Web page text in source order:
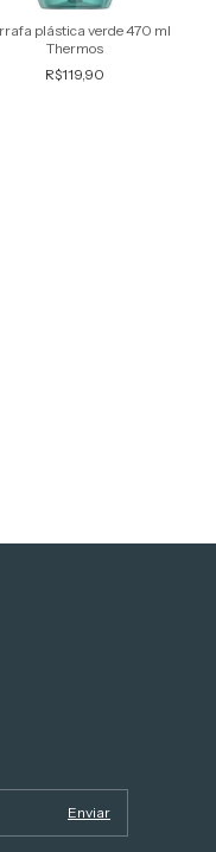
plástica verde 470 ml
Thermos
R$119,90